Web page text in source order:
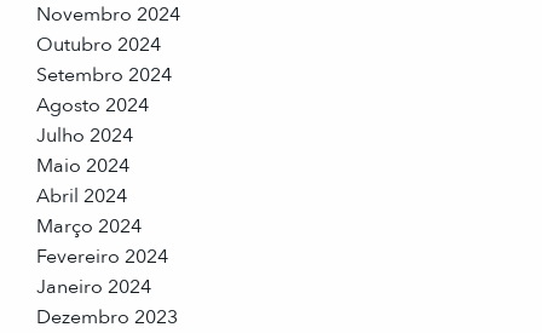
Novembro 2024
Outubro 2024
Setembro 2024
Agosto 2024
Julho 2024
Maio 2024
Abril 2024
Março 2024
Fevereiro 2024
Janeiro 2024
Dezembro 2023